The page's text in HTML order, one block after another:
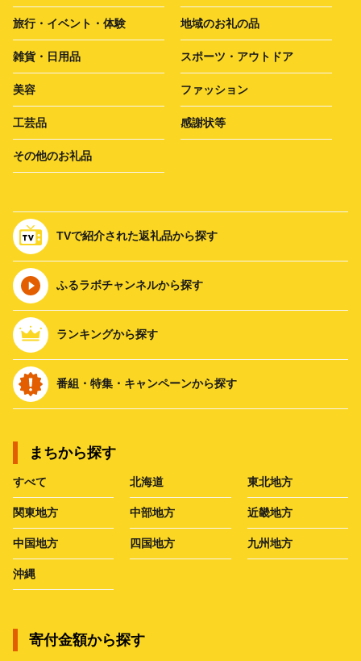
旅行・イベント・体験 地域のお礼の品
雑貨・日用品 スポーツ・アウトドア
美容 ファッション
工芸品 感謝状等
その他のお礼品
TVで紹介された返礼品から探す
ふるラボチャンネルから探す
ランキングから探す
番組・特集・キャンペーンから探す
まちから探す
すべて 北海道 東北地方
関東地方 中部地方 近畿地方
中国地方 四国地方 九州地方
沖縄
寄付金額から探す